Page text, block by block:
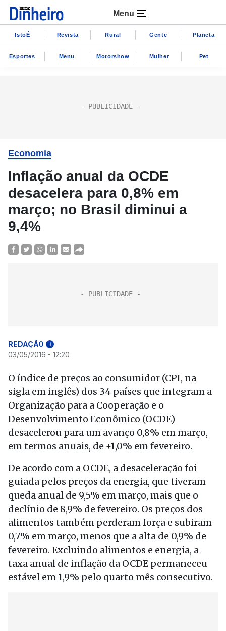
Menu
IstoÉ Revista Rural Gente Planeta
Esportes Menu Motorshow Mulher Pet
Economia
Inflação anual da OCDE
desacelera para 0,8% em
março; no Brasil diminui a
9,4%
REDAÇÃO i
03/05/2016 - 12:20
O índice de preços ao consumidor (CPI, na
sigla em inglês) dos 34 países que integram a
Organização para a Cooperação e o
Desenvolvimento Econômico (OCDE)
desacelerou para um avanço 0,8% em março,
em termos anuais, de +1,0% em fevereiro.
De acordo com a OCDE, a desaceleração foi
guiada pelos preços da energia, que tiveram
queda anual de 9,5% em março, mais que o
declínio de 8,9% de fevereiro. Os preços dos
alimentos também perderam força e subiram
0,7% em março, menos que a alta de 0,9% de
fevereiro. Excluindo alimentos e energia, a
taxa anual de inflação da OCDE permaneceu
estável em 1,9% pelo quarto mês consecutivo.